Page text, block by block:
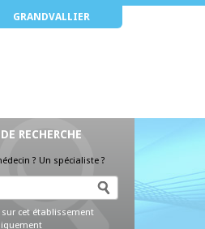
GRANDVALLIER
RECHERCHE
? Un spécialiste ?
sur cet établissement